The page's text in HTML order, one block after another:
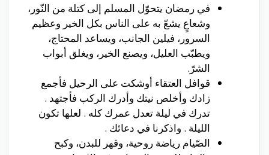
في رمضان يتحوّل المسلم إلى كتلة من النّور،
وشعاعٍ يشعّ به على الناس بكل الخير وعظيم
السرور، فيلين الجانب، ويساعد المحتاج،
ويطبّب العليل، ويصنع الخير، ويغلق أبواب
الشرّ.
قوافل العتقاء أوشكت على الرحيل فأجمع
زادك وأخلص نيتك وأدرك الركب فأجتهد .
تدرك في ليلة تعدل عمرك كله . لعلها تكون
الليلة . واذكرنا في دعائك .
الصّيام رياضة روحية، وقهر للبدن، وكبح